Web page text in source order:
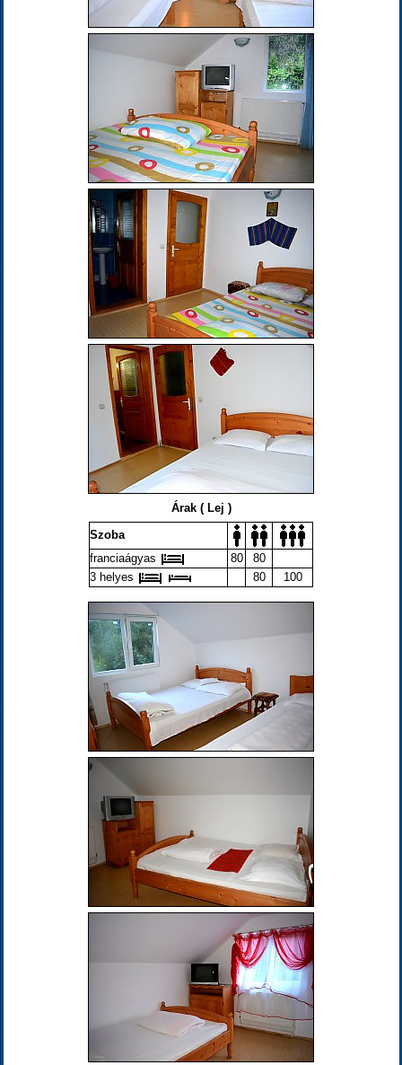
Árak ( Lej )
Szoba
franciaágyas
80
80
3 helyes
80 100